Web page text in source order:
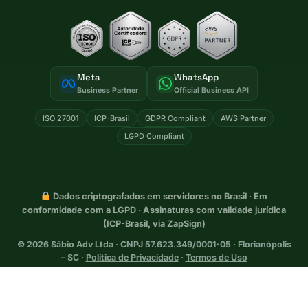
Meta
Business Partner
WhatsApp
Official Business API
ISO 27001 ICP-Brasil GDPR Compliant
AWS Partner
LGPD Compliant
Dados criptografados em servidores no Brasil · Em
conformidade com a LGPD · Assinaturas com validade jurídica
(ICP-Brasil, via ZapSign)
© 2026Sábio Adv Ltda · CNPJ 57.623.349/0001-05 · Florianópolis
– SC · Política de Privacidade· Termos de Uso